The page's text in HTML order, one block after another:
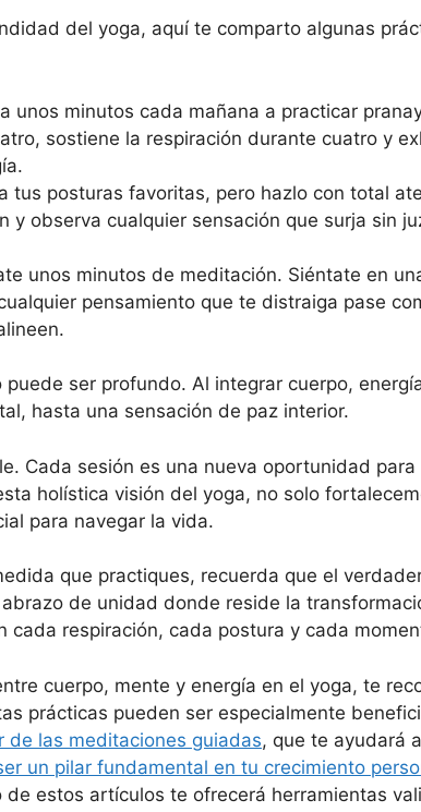
del yoga, aquí te comparto algunas
unos minutos cada mañana a practicar
sostiene la respiración durante cuatro y
tus posturas favoritas, pero hazlo con total
y observa cualquier sensación que surja sin
unos minutos de meditación. Siéntate en
pensamiento que te distraiga pase
ser profundo. Al integrar cuerpo,
hasta una sensación de paz interior.
Cada sesión es una nueva oportunidad
holística visión del yoga, no solo
para navegar la vida.
que practiques, recuerda que el
de unidad donde reside la
cada respiración, cada postura y cada
cuerpo, mente y energía en el yoga, te
prácticas pueden ser especialmente
de las meditaciones guiadas, que te ayudará
un pilar fundamental en tu crecimiento
estos artículos te ofrecerá herramientas